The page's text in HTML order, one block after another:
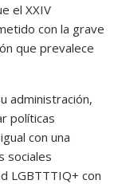
el XXIV
con la grave
que prevalece
administración,
políticas
con una
sociales
LGBTTTIQ+ con